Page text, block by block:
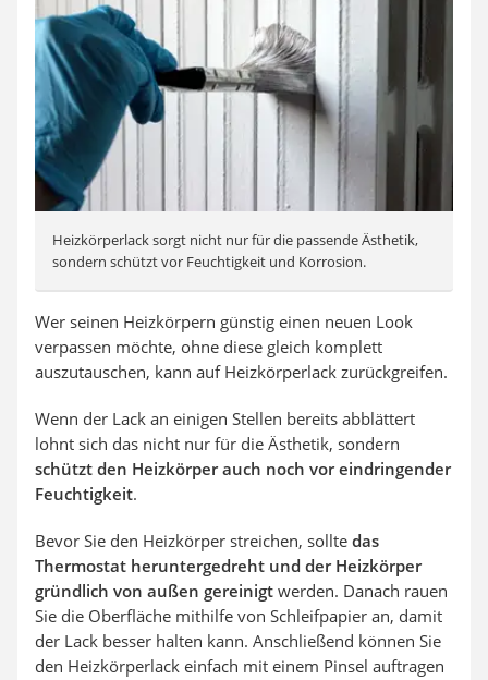
Heizkörperlack sorgt nicht nur für die passende Ästhetik,
sondern schützt vor Feuchtigkeit und Korrosion.
Wer seinen Heizkörpern günstig einen neuen Look
verpassen möchte, ohne diese gleich komplett
auszutauschen, kann auf Heizkörperlack zurückgreifen.
Wenn der Lack an einigen Stellen bereits abblättert
lohnt sich das nicht nur für die Ästhetik, sondern
schützt den Heizkörper auch noch vor eindringender
Feuchtigkeit.
Bevor Sie den Heizkörper streichen, sollte das
Thermostat heruntergedreht und der Heizkörper
gründlich von außen gereinigt werden. Danach rauen
Sie die Oberfläche mithilfe von Schleifpapier an, damit
der Lack besser halten kann. Anschließend können Sie
den Heizkörperlack einfach mit einem Pinsel auftragen